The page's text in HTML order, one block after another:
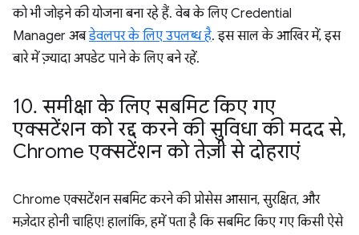
को भी जोड़ने की योजना बना रहे हैं. वेब के लिए Credential
Manager अबडेवलपर के लिए उपलब्ध है. इस साल के आखिर में, इस
बारे में ज़्यादा अपडेट पाने के लिए बने रहें.
10. समीक्षा के लिए सबमिट किए गए
एक्सटेंशन को रद्द करने की सुविधा की मदद से,
Chrome एक्सटेंशन को तेज़ी से दोहराएं
Chrome एक्सटेंशन सबमिट करने की प्रोसेस आसान, सुरक्षित, और
मज़ेदार होनी चाहिए! हालांकि, हमें पता है कि सबमिट किए गए किसी ऐसे